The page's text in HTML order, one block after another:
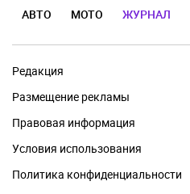
АВТО МОТО ЖУРНАЛ
Редакция
Размещение рекламы
Правовая информация
Условия использования
Политика конфиденциальности